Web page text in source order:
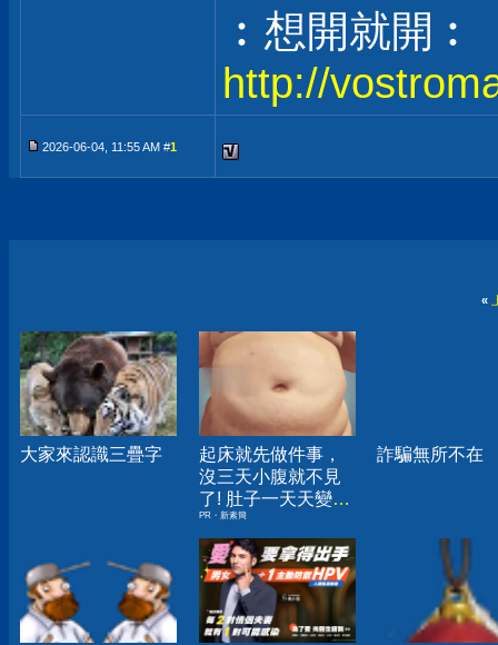
︰想開就開︰
http://
2026-06-04, 11:55 AM #1
«
大家來認識三疊字
起床就先做件事，
沒三天小腹就不見
了! 肚子一天天變
小！
PR・新素簡
詐騙無所不在